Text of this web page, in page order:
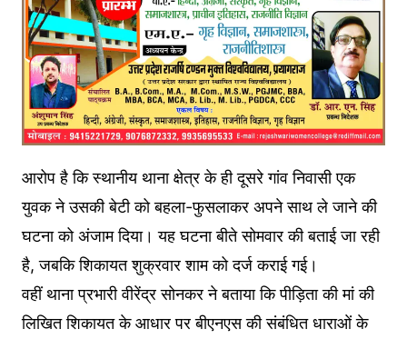
आरोप है कि स्थानीय थाना क्षेत्र के ही दूसरे गांव निवासी एक
युवक ने उसकी बेटी को बहला-फुसलाकर अपने साथ ले जाने की
घटना को अंजाम दिया। यह घटना बीते सोमवार की बताई जा रही
है, जबकि शिकायत शुक्रवार शाम को दर्ज कराई गई।
वहीं थाना प्रभारी वीरेंद्र सोनकर ने बताया कि पीड़िता की मां की
लिखित शिकायत के आधार पर बीएनएस की संबंधित धाराओं के